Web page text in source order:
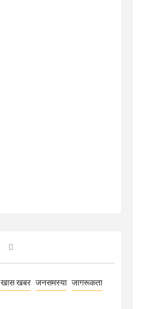
खास खबर जनसमस्या जागरूकता